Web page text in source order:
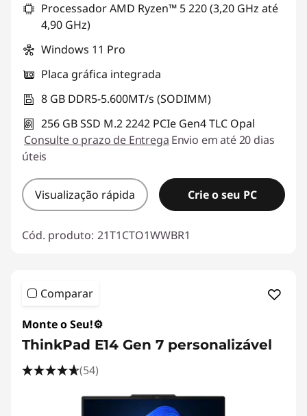
Processador AMD Ryzen™ 5 220 (3,20 GHz até
4,90 GHz)
Windows 11 Pro
Placa gráfica integrada
8 GB DDR5-5.600MT/s (SODIMM)
256 GB SSD M.2 2242 PCIe Gen4 TLC Opal
Consulte o prazo de Entrega Envio em até 20 dias
úteis
Visualização rápida Crie o seu PC
Cód. produto: 21T1CTO1WWBR1
Comparar
Monte o Seu!⚙️
ThinkPad E14 Gen 7 personalizável
(54)